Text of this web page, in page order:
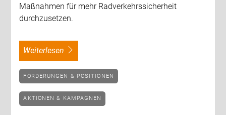
Maßnahmen für mehr Radverkehrssicherheit
durchzusetzen.
weiterlesen
FORDERUNGEN & POSITIONEN
AKTIONEN & KAMPAGNEN